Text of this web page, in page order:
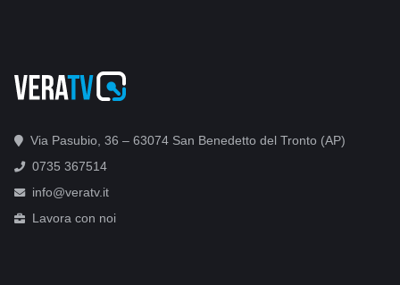
Via Pasubio, 36 – 63074 San Benedetto del Tronto (AP)
0735 367514
info@veratv.it
Lavora con noi